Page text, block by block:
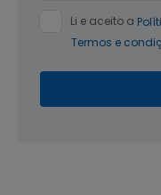
Li e aceito a
Termos e